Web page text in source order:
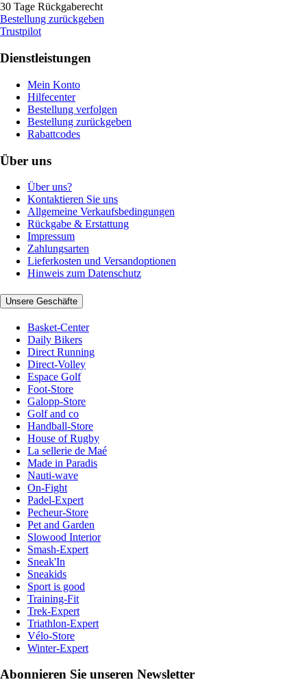
30 Tage Rückgaberecht
Bestellung zurückgeben
Trustpilot
Dienstleistungen
Mein Konto
Hilfecenter
Bestellung verfolgen
Bestellung zurückgeben
Rabattcodes
Über uns
Über uns?
Kontaktieren Sie uns
Allgemeine Verkaufsbedingungen
Rückgabe & Erstattung
Impressum
Zahlungsarten
Lieferkosten und Versandoptionen
Hinweis zum Datenschutz
Unsere Geschäfte
Basket-Center
Daily Bikers
Direct Running
Direct-Volley
Espace Golf
Foot-Store
Galopp-Store
Golf and co
Handball-Store
House of Rugby
La sellerie de Maé
Made in Paradis
Nauti-wave
On-Fight
Padel-Expert
Pecheur-Store
Pet and Garden
Slowood Interior
Smash-Expert
Sneak'In
Sneakids
Sport is good
Training-Fit
Trek-Expert
Triathlon-Expert
Vélo-Store
Winter-Expert
Abonnieren Sie unseren Newsletter